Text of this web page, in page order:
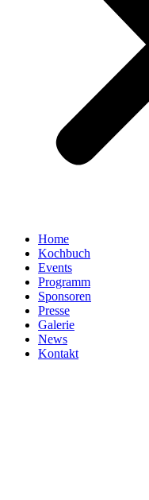
Home
Kochbuch
Events
Programm
Sponsoren
Presse
Galerie
News
Kontakt